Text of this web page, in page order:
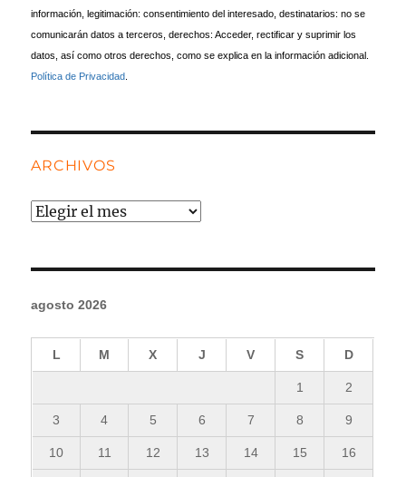
información, legitimación: consentimiento del interesado, destinatarios: no se
comunicarán datos a terceros, derechos: Acceder, rectificar y suprimir los
datos, así como otros derechos, como se explica en la información adicional.
Política de Privacidad
ARCHIVOS
Archivos
agosto 2026
L M X J V S D
1 2
3 4 5 6 7 8 9
10 11 12 13 14 15 16